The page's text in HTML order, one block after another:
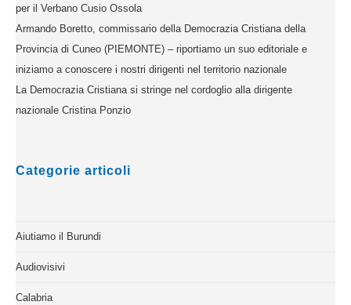
per il Verbano Cusio Ossola
Armando Boretto, commissario della Democrazia Cristiana della
Provincia di Cuneo (PIEMONTE) – riportiamo un suo editoriale e
iniziamo a conoscere i nostri dirigenti nel territorio nazionale
La Democrazia Cristiana si stringe nel cordoglio alla dirigente
nazionale Cristina Ponzio
Categorie articoli
Aiutiamo il Burundi
Audiovisivi
Calabria